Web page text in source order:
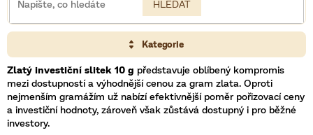
HLEDAT
Kategorie
Zlatý investiční slitek 10 g představuje oblíbený kompromis
mezi dostupností a výhodnější cenou za gram zlata. Oproti
nejmenším gramážím už nabízí efektivnější poměr pořizovací ceny
a investiční hodnoty, zároveň však zůstává dostupný i pro běžné
investory.